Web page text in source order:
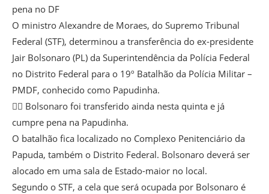
pena no DF
O ministro Alexandre de Moraes, do Supremo Tribunal
Federal (STF), determinou a transferência do ex-presidente
Jair Bolsonaro (PL) da Superintendência da Polícia Federal
no Distrito Federal para o 19º Batalhão da Polícia Militar –
PMDF, conhecido como Papudinha.
👉🏽 Bolsonaro foi transferido ainda nesta quinta e já
cumpre pena na Papudinha.
O batalhão fica localizado no Complexo Penitenciário da
Papuda, também o Distrito Federal. Bolsonaro deverá ser
alocado em uma sala de Estado-maior no local.
Segundo o STF, a cela que será ocupada por Bolsonaro é